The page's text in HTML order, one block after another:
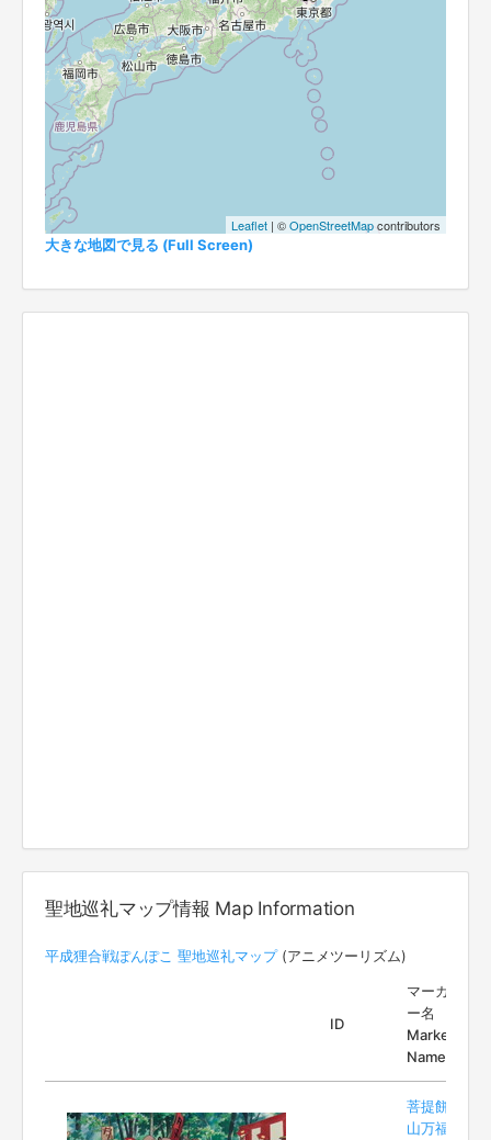
Leaflet | ©OpenStreetMapcontributors
大きな地図で見る (Full Screen)
聖地巡礼マップ情報 Map Information
平成狸合戦ぽんぽこ 聖地巡礼マップ(アニメツーリズム)
ID
マーカ
ー名
Marker
Name
菩提餅
山万福